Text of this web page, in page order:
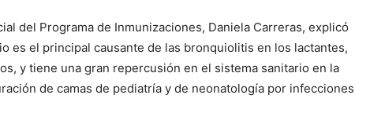
del Programa de Inmunizaciones, Daniela Carreras, explicó
es el principal causante de las bronquiolitis en los lactantes,
y tiene una gran repercusión en el sistema sanitario en la
de camas de pediatría y de neonatología por infecciones